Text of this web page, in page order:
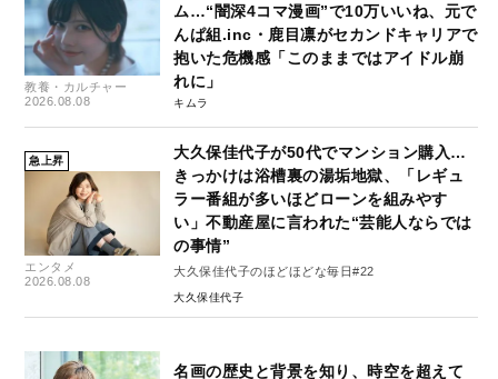
教養・カルチャー
2026.08.08
ム…“闇深4コマ漫画”で10万いいね、元で
んぱ組.inc・鹿目凛がセカンドキャリアで
抱いた危機感「このままではアイドル崩
れに」
キムラ
急上昇
エンタメ
2026.08.08
大久保佳代子が50代でマンション購入…
きっかけは浴槽裏の湯垢地獄、「レギュ
ラー番組が多いほどローンを組みやす
い」不動産屋に言われた“芸能人ならでは
の事情”
大久保佳代子のほどほどな毎日#22
大久保佳代子
名画の歴史と背景を知り、時空を超えて